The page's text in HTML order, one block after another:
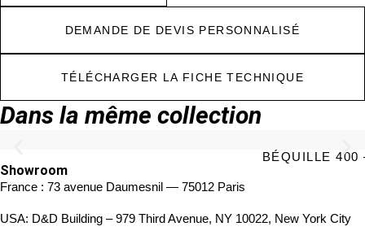
DEMANDE DE DEVIS PERSONNALISÉ
TÉLÉCHARGER LA FICHE TECHNIQUE
Dans la même collection
BÉQUILLE 400
Showroom
France : 73 avenue Daumesnil — 75012 Paris
USA: D&D Building – 979 Third Avenue, NY 10022, New York City